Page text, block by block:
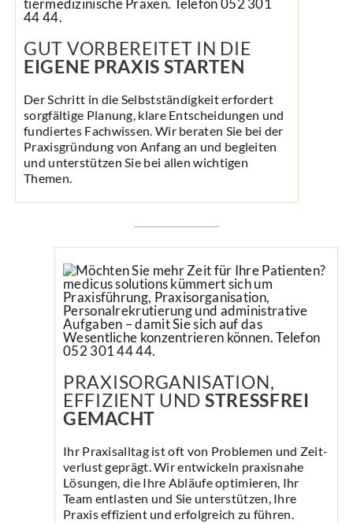
GUT VORBEREITET IN DIE
EIGENE PRAXIS STARTEN
Der Schritt in die Selbstständigkeit erfordert
sorgfältige Planung, klare Entscheidungen und
fundiertes Fachwissen. Wir beraten Sie bei der
Praxisgründung von Anfang an und begleiten
und unterstützen Sie bei allen wichtigen
Themen.
PRAXIS­ORGANISATION,
EFFIZIENT UND STRESSFREI
GEMACHT
Ihr Praxisalltag ist oft von Problemen und Zeit­­
verlust geprägt. Wir ent­wickeln praxis­­nahe
Lösungen, die Ihre Ab­läufe optimieren, Ihr
Team ent­lasten und Sie unter­­stützen, Ihre
Praxis effizient und erfolg­­reich zu führen.